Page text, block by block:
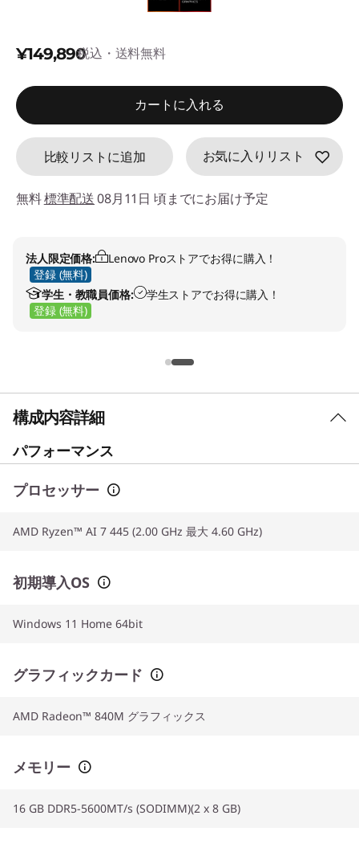
u
¥149,890税込・送料無料
カートに入れる
比較リストに追加 お気に入りリスト
無料標準配送08月11日 頃までにお届け予定
法人限定価格:
Lenovo Proストアでお得に購入！
登録 (無料)
学生・教職員価格:
学生ストアでお得に購入！
登録 (無料)
構成内容詳細
パフォーマンス
プロセッサー
AMD Ryzen™ AI 7 445 (2.00 GHz 最大 4.60 GHz)
初期導入OS
Windows 11 Home 64bit
グラフィックカード
AMD Radeon™ 840M グラフィックス
メモリー
16 GB DDR5-5600MT/s (SODIMM)(2 x 8 GB)